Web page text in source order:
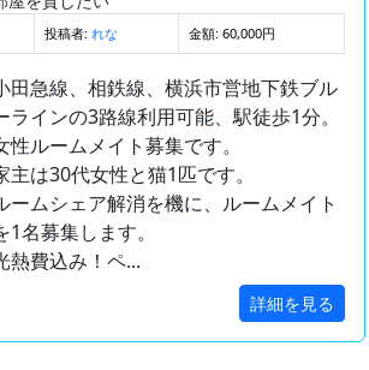
投稿者: れな 金額: 60,000円
田急線、相鉄線、横浜市営地下鉄ブル
ラインの3路線利用可能、駅徒歩1分。
性ルームメイト募集です。
主は30代女性と猫1匹です。
ームシェア解消を機に、ルームメイト
1名募集します。
熱費込み！ペ...
詳細を見る